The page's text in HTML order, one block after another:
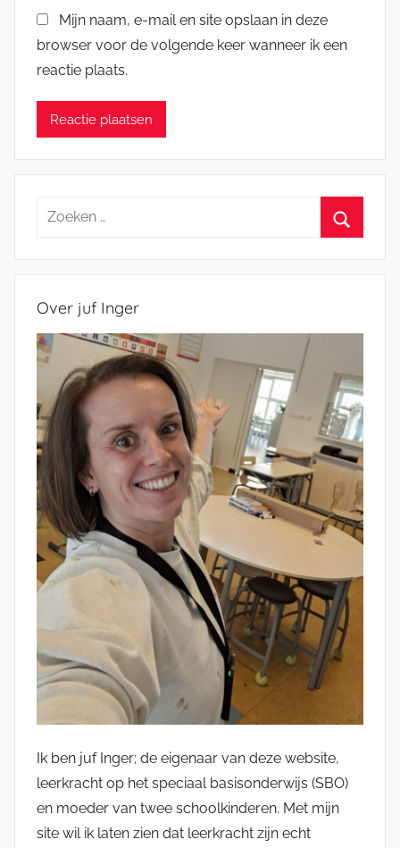
Mijn naam, e-mail en site opslaan in deze
browser voor de volgende keer wanneer ik een
reactie plaats.
Zoeken
Over juf Inger
Ik ben juf Inger; de eigenaar van deze website,
leerkracht op het speciaal basisonderwijs (SBO)
en moeder van twee schoolkinderen. Met mijn
site wil ik laten zien dat leerkracht zijn echt